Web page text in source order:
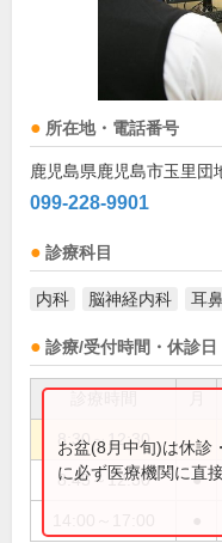
所在地・電話番号
鹿児島県鹿児島市玉里団
099-228-9901
診療科目
内科 脳神経内科 耳
診療/受付時間・休診日
8:30～12:30
8:45～12:30 ●
お盆(8月中旬)は休診
に必ず医療機関に直